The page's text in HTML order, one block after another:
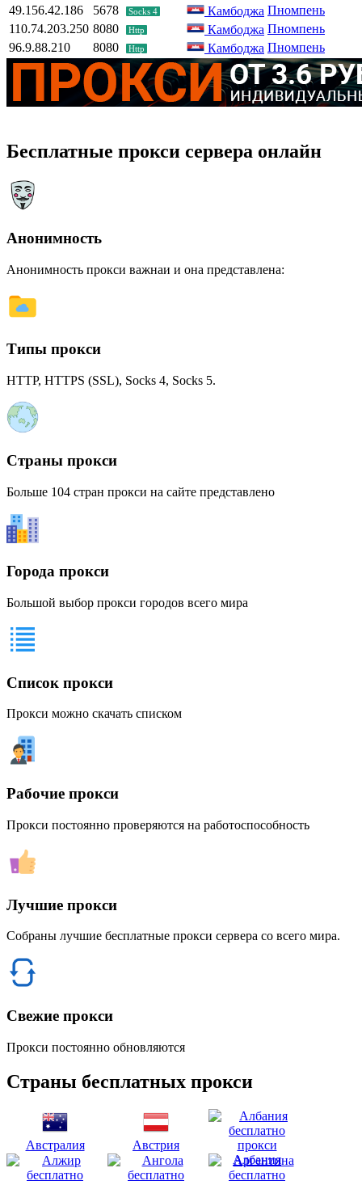
49.156.42.186
5678 Socks 4 Камбоджа Пномпень
110.74.203.250 8080 Http Камбоджа Пномпень
96.9.88.210
8080 Http Камбоджа Пномпень
Бесплатные прокси сервера онлайн
Анонимность
Анонимность прокси важнаи и она представлена:
Типы прокси
HTTP, HTTPS (SSL), Socks 4, Socks 5.
Страны прокси
Больше 104 стран прокси на сайте представлено
Города прокси
Большой выбор прокси городов всего мира
Список прокси
Прокси можно скачать списком
Рабочие прокси
Прокси постоянно проверяются на работоспособность
Лучшие прокси
Собраны лучшие бесплатные прокси сервера со всего мира.
Свежие прокси
Прокси постоянно обновляются
Страны бесплатных прокси
Австралия
Австрия
Албания